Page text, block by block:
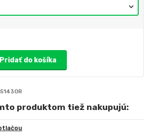
Pridať do košíka
5143OR
produktom tiež nakupujú: